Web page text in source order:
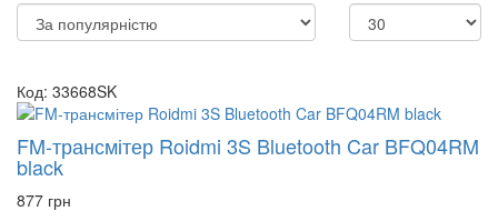
Код: 33668SK
FM-трансмітер Roidmi 3S Bluetooth Car BFQ04RM
black
877 грн